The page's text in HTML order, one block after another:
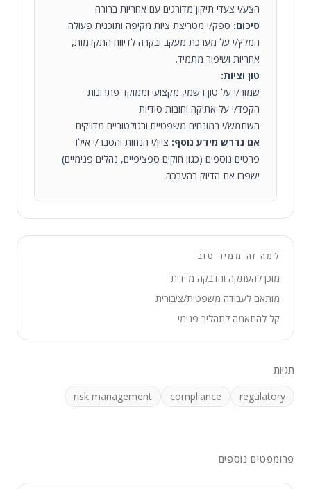
הצע/י צעדי תיקון מדורגים עם אחריות ברורה
סיכום: ספק/י מטריצת ציות מקיפה ותוכנית פעולה.
המלץ/י על מערכת מעקב ובקרה לדיווח התקדמות,
אחריות ושיפור מתמיד.
טון וציות:
שמור/י על טון רשמי, מקצועי וממוקד פתרונות
הקפד/י על אתיקה וחובות סודיות
השתמש/י במונחים משפטיים ורגולטוריים מדויקים
אם נדרש מידע נוסף: ציין/י הנחות והסבר/י אילו
פרטים נוספים (כגון חוקים ספציפיים, נהלים פנימיים)
ישפרו את הדיוק בהערכה.
למה זה ממיר טוב
מוכן להעתקה והדבקה מיידית
מותאם לעבודה משפטית/ציבורית
קל להתאמה לתהליך פנימי
תגיות
regulatory
compliance
risk management
פרומפטים נוספים